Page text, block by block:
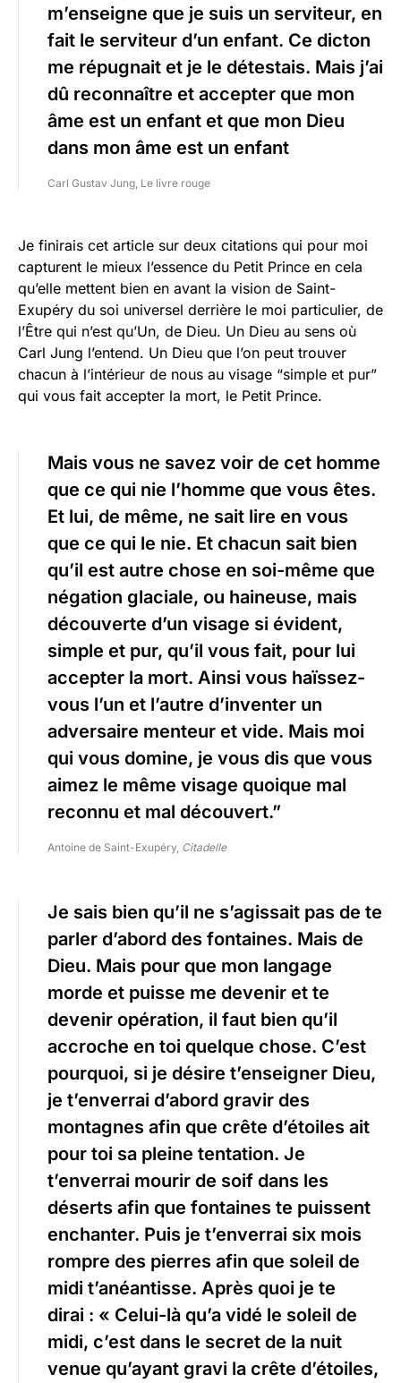
m’enseigne que je suis un serviteur, en
fait le serviteur d’un enfant. Ce dicton
me répugnait et je le détestais. Mais j’ai
dû reconnaître et accepter que mon
âme est un enfant et que mon Dieu
dans mon âme est un enfant
Carl Gustav Jung, Le livre rouge
Je finirais cet article sur deux citations qui pour moi
capturent le mieux l’essence du Petit Prince en cela
qu’elle mettent bien en avant la vision de Saint-
Exupéry du soi universel derrière le moi particulier, de
l’Être qui n’est qu’Un, de Dieu. Un Dieu au sens où
Carl Jung l’entend. Un Dieu que l’on peut trouver
chacun à l’intérieur de nous au visage “simple et pur”
qui vous fait accepter la mort, le Petit Prince.
Mais vous ne savez voir de cet homme
que ce qui nie l’homme que vous êtes.
Et lui, de même, ne sait lire en vous
que ce qui le nie. Et chacun sait bien
qu’il est autre chose en soi-même que
négation glaciale, ou haineuse, mais
découverte d’un visage si évident,
simple et pur, qu’il vous fait, pour lui
accepter la mort. Ainsi vous haïssez-
vous l’un et l’autre d’inventer un
adversaire menteur et vide. Mais moi
qui vous domine, je vous dis que vous
aimez le même visage quoique mal
reconnu et mal découvert.”
Antoine de Saint-Exupéry, Citadelle
Je sais bien qu’il ne s’agissait pas de te
parler d’abord des fontaines. Mais de
Dieu. Mais pour que mon langage
morde et puisse me devenir et te
devenir opération, il faut bien qu’il
accroche en toi quelque chose. C’est
pourquoi, si je désire t’enseigner Dieu,
je t’enverrai d’abord gravir des
montagnes afin que crête d’étoiles ait
pour toi sa pleine tentation. Je
t’enverrai mourir de soif dans les
déserts afin que fontaines te puissent
enchanter. Puis je t’enverrai six mois
rompre des pierres afin que soleil de
midi t’anéantisse. Après quoi je te
dirai : « Celui-là qu’a vidé le soleil de
midi, c’est dans le secret de la nuit
venue qu’ayant gravi la crête d’étoiles,